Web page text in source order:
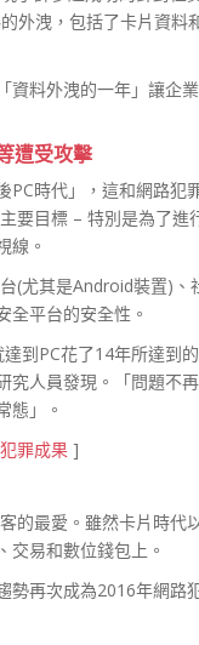
外洩，包括了卡片資料
資料外洩的一年」讓企
遭受攻擊
PC時代」，這和網路
要目標 – 特別是為了
線。
(尤其是Android裝置)
全平台的安全性。
到PC花了14年所達到
人員發現。「問題不
態」。
罪成果 ]
的最愛。雖然卡片時代
交易和數位錢包上。
勢再次成為2016年網路